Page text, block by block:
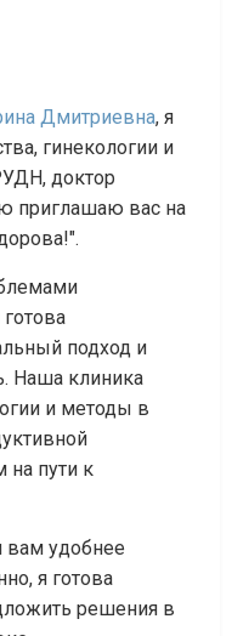
Дмитриевна, я
гинекологии и
доктор
приглашаю вас на
подход и
Наша клиника
и методы в
пути к
вам удобнее
я готова
решения в